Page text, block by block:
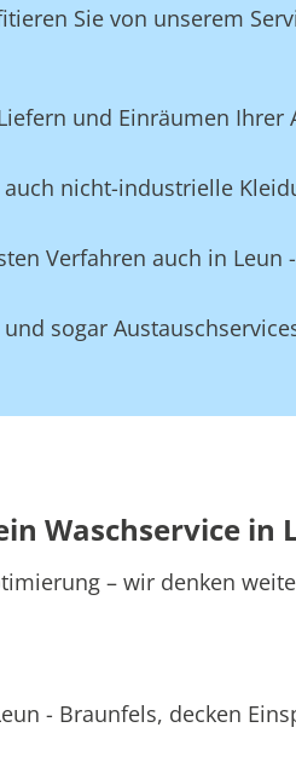
Sie von unserem
und Einräumen
nicht-industrielle
Verfahren auch in
sogar
Waschservice in
– wir denken
- Braunfels, decken